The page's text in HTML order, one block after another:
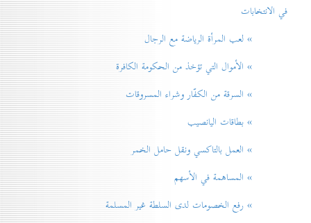
في الانتخابات
» لعب المرأة الرياضة مع الرجال
» الأموال التي تؤخذ من الحكومة الكافرة
» السرقة من الكفّار وشراء المسروقات
» بطاقات اليانصيب
» العمل بالتاكسي ونقل حامل الخمر
» المساهمة في الأسهم
» رفع الخصومات لدی السلطة غير المسلمة